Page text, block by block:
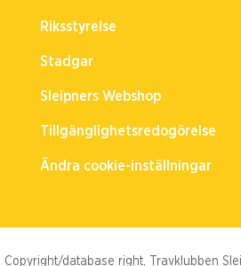
Riksstyrelse
Stadgar
Sleipners Webshop
Tillgänglighetsredogörelse
Ändra cookie-inställningar
Copyright/database right, Travklubben